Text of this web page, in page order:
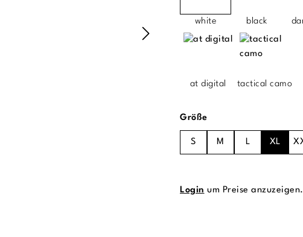
white black
at digital tactical camo
Größeauswählen
S M L XL
Login um Preise anzuzeigen.